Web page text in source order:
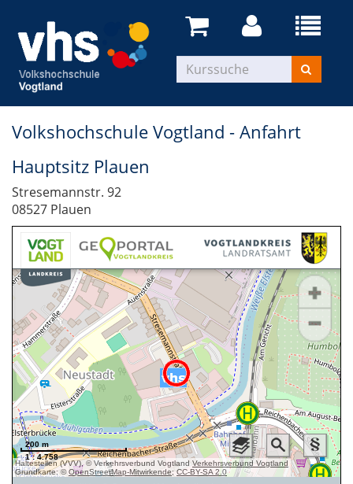
Volkshochschule Vogtland - Anfahrt
Hauptsitz Plauen
Stresemannstr. 92
08527 Plauen